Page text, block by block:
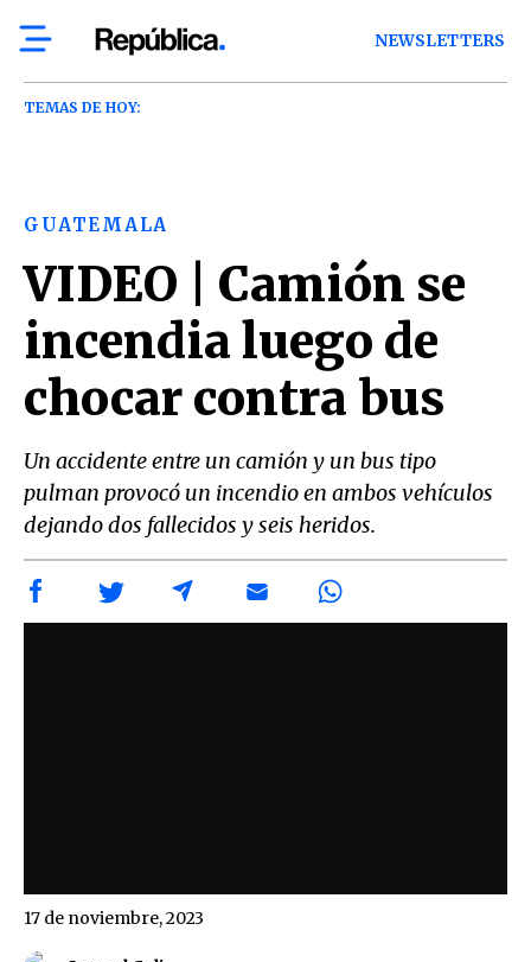
NEWSLETTERS
TEMAS DE HOY:
GUATEMALA
VIDEO | Camión se
incendia luego de
chocar contra bus
Un accidente entre un camión y un bus tipo
pulman provocó un incendio en ambos vehículos
dejando dos fallecidos y seis heridos.
17 de noviembre, 2023